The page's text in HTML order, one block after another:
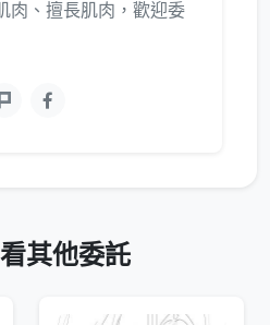
肉、擅長肌肉，歡迎委
其他委託